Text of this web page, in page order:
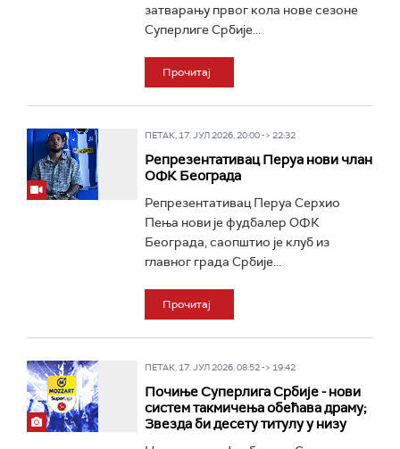
затварању првог кола нове сезоне
Суперлиге Србије...
Прочитај
ПЕТАК, 17. ЈУЛ 2026, 20:00 -> 22:32
Репрезентативац Перуа нови члан
ОФК Београда
Репрезентативац Перуа Серхио
Пења нови је фудбалер ОФК
Београда, саопштио је клуб из
главног града Србије...
Прочитај
ПЕТАК, 17. ЈУЛ 2026, 08:52 -> 19:42
Почиње Суперлига Србије - нови
систем такмичења обећава драму;
Звезда би десету титулу у низу